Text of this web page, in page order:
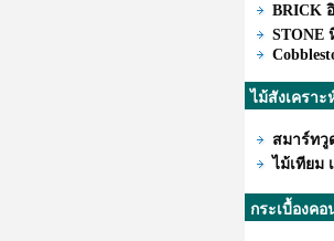
BRICK
STONE
ไม้สังเคราะ
สมาร์ทวู
ไม้เทียม
กระเบื้องค